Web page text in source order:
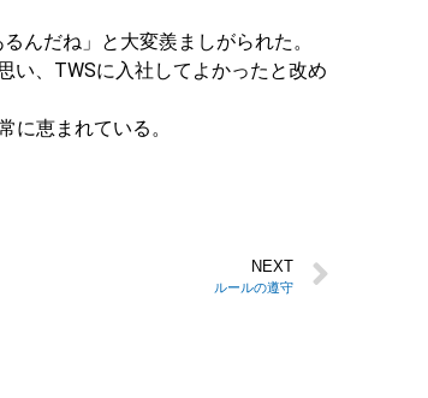
んだね」と大変羨ましがられた。
い、TWSに入社してよかったと改め
恵まれている。
NEXT
ルールの遵守